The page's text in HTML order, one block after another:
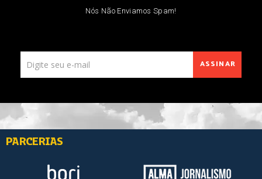
Nós Não Enviamos Spam!
ASSINAR
PARCERIAS